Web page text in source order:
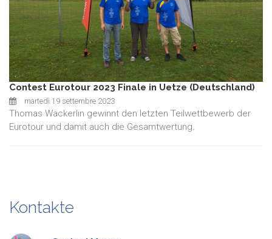
Contest Eurotour 2023 Finale in Uetze (Deutschland)
martedì 19 settembre 2023
Thomas Wäckerlin gewinnt den letzten Teilwettbewerb der
Eurotour und damit auch die Gesamtwertung.
Kontakte